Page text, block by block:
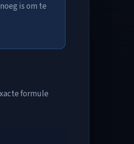
is om te
formule